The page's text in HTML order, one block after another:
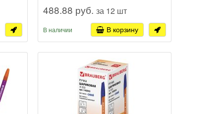
488.88 руб. за 12 шт
В наличии В корзину